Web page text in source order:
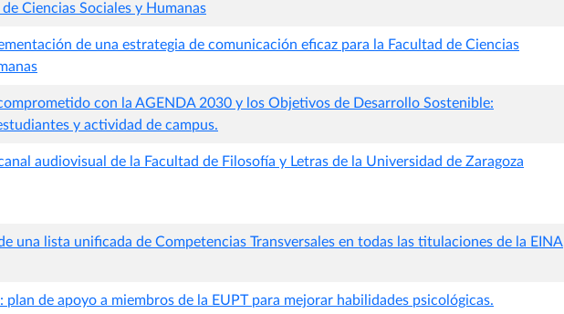
Ciencias Sociales y Humanas
de una estrategia de comunicación eficaz para la Facultad de Ciencias
con la AGENDA 2030 y los Objetivos de Desarrollo Sostenible:
y actividad de campus.
audiovisual de la Facultad de Filosofía y Letras de la Universidad de Zaragoza
una lista unificada de Competencias Transversales en todas las titulaciones de la EINA
plan de apoyo a miembros de la EUPT para mejorar habilidades psicológicas.